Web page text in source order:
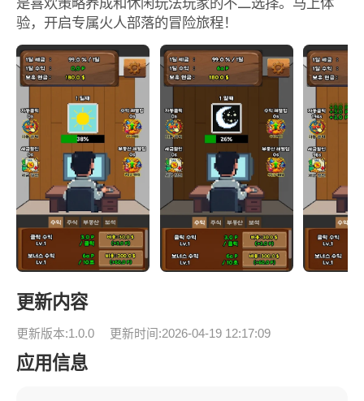
验，开启专属火人部落的冒险旅程！
更新内容
更新版本:1.0.0 更新时间:2026-04-19 12:17:09
应用信息